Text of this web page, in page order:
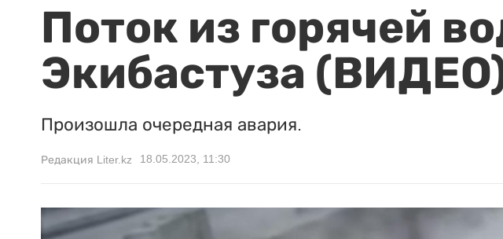
Поток из горячей
Экибастуза
Произошла очередная авария.
Редакция Liter.kz 18.05.2023, 11:30